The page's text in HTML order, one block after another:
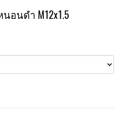
อนดำ M12x1.5